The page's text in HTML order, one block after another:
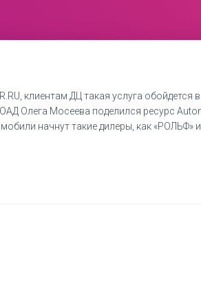
клиентам ДЦ такая услуга обойдется
Олега Мосеева поделился ресурс
начнут такие дилеры, как «РОЛЬФ»